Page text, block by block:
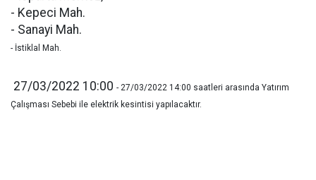
- Kepeci Mah.
- Sanayi Mah.
- İstiklal Mah.
27/03/2022 10:00 - 27/03/2022 14:00 saatleri arasında Yatırım
Çalışması Sebebi ile elektrik kesintisi yapılacaktır.